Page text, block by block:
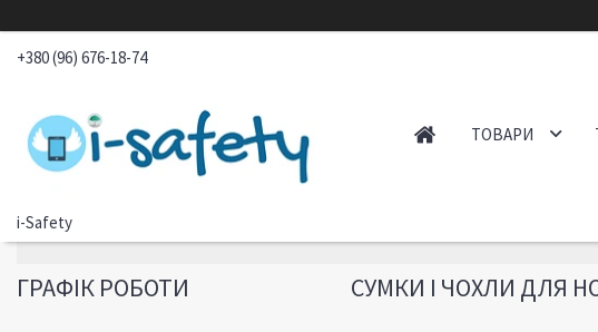
+380 (96) 676-18-74
i-Safety
ТОВАРИ
СУМКИ І ЧОХЛИ ДЛЯ
ГРАФІК РОБОТИ